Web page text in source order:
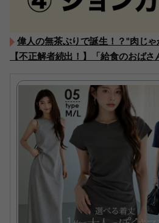
偉人の無茶ぶりで誕生！？"肉じ
【不正解者続出！】「給食のおば